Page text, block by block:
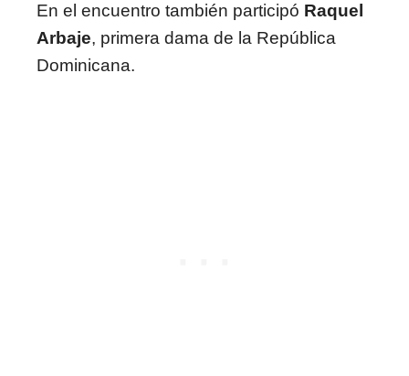
En el encuentro también participó Raquel
Arbaje, primera dama de la República
Dominicana.